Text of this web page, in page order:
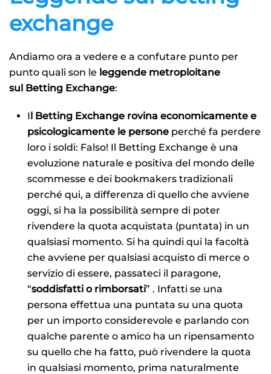
exchange
Andiamo ora a vedere e a confutare punto per
punto quali son le leggende metroploitane
sul Betting Exchange:
Il Betting Exchange rovina economicamente e
psicologicamente le persone perché fa perdere
loro i soldi: Falso! Il Betting Exchange è una
evoluzione naturale e positiva del mondo delle
scommesse e dei bookmakers tradizionali
perché qui, a differenza di quello che avviene
oggi, si ha la possibilità sempre di poter
rivendere la quota acquistata (puntata) in un
qualsiasi momento. Si ha quindi qui la facoltà
che avviene per qualsiasi acquisto di merce o
servizio di essere, passateci il paragone,
“soddisfatti o rimborsati” . Infatti se una
persona effettua una puntata su una quota
per un importo considerevole e parlando con
qualche parente o amico ha un ripensamento
su quello che ha fatto, può rivendere la quota
in qualsiasi momento, prima naturalmente